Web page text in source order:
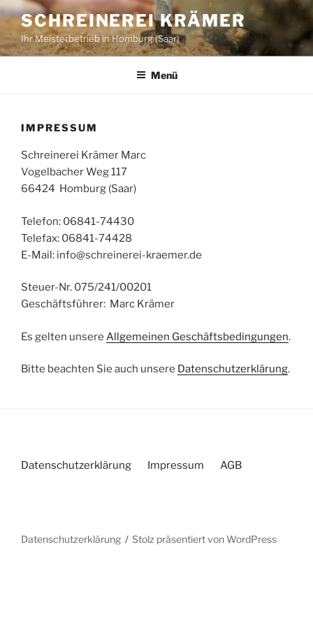
Zum
Inhalt
springen
SCHREINEREI KRÄMER
Ihr Meisterbetrieb in Homburg (Saar)
Menü
IMPRESSUM
Schreinerei Krämer Marc
Vogelbacher Weg 117
66424 Homburg (Saar)
Telefon: 06841-74430
Telefax: 06841-74428
E-Mail: info@schreinerei-kraemer.de
Steuer-Nr. 075/241/00201
Geschäftsführer: Marc Krämer
Es gelten unsere Allgemeinen Geschäftsbedingungen.
Bitte beachten Sie auch unsere Datenschutzerklärung.
Datenschutzerklärung Impressum AGB
Datenschutzerklärung Stolz präsentiert von WordPress